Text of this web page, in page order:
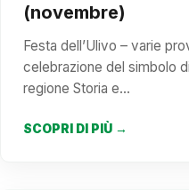
(novembre)
Festa dell’Ulivo – varie
celebrazione del simbolo
regione Storia e…
SCOPRI DI PIÙ →